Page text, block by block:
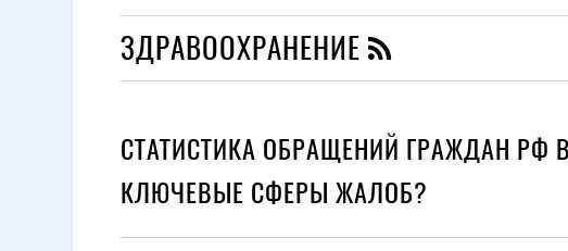
ЗДРАВООХРАНЕНИЕ
СТАТИСТИКА ОБРАЩЕНИЙ ГРАЖДАН РФ
КЛЮЧЕВЫЕ СФЕРЫ ЖАЛОБ?